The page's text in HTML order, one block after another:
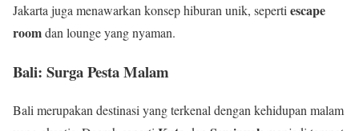
Jakarta juga menawarkan konsep hiburan unik, seperti escape
roomdan lounge yang nyaman.
Bali: Surga Pesta Malam
Bali merupakan destinasi yang terkenal dengan kehidupan malam